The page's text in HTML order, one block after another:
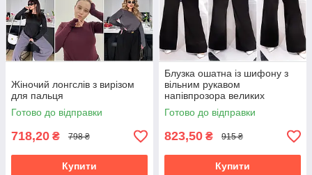
Жіночий лонгслів з вирізом
для пальця
Готово до відправки
718,20 ₴ 798 ₴
Купити
Блузка ошатна із шифону з
вільним рукавом
напівпрозора великих
розмірів
Готово до відправки
823,50 ₴ 915 ₴
Купити